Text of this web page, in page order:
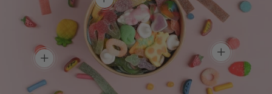
add
saveurs à chaque
bouchée.
add
regarder que délicieuse à
dévorer.